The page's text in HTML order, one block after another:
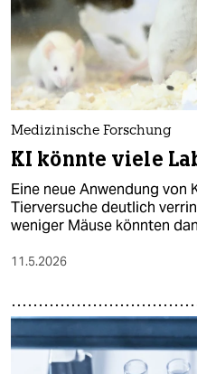
Medizinische Forschung
KI könnte viele
Eine neue Anwendung von
Tierversuche deutlich
weniger Mäuse könnten
11.5.2026